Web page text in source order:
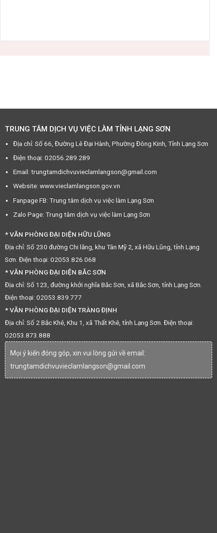
TRUNG TÂM DỊCH VỤ VIỆC LÀM TỈNH LẠNG SƠN
Địa chỉ: Số 66, Đường Lê Đại Hành, Phường Đông Kinh, Tỉnh Lạng Sơn
Điện thoại: 02056.289.289
Email: trungtamdichvuvieclamlangson@gmail.com
Website: www.vieclamlangson.gov.vn
Fanpage FB: Trung tâm dịch vụ việc làm Lạng Sơn
Zalo Page: Trung tâm dịch vụ việc làm Lạng Sơn
* VĂN PHÒNG ĐẠI DIỆN HỮU LŨNG
Địa chỉ: Số 230 đường Chi lăng, khu Tân Mỹ 2, xã Hữu Lũng, tỉnh Lạng
Sơn. Điện thoại: 02053.826.068
* VĂN PHÒNG ĐẠI DIỆN BẮC SƠN
Địa chỉ: Số 123, đường khởi nghĩa Bắc Sơn, xã Bắc Sơn, tỉnh Lạng Sơn.
Điện thoại: 02053.839.777
* VĂN PHÒNG ĐẠI DIỆN TRÀNG ĐỊNH
Địa chỉ: Số 2 Bắc Khê, Khu 1, xã Thất Khê, tỉnh Lạng Sơn. Điện thoại:
02053.873.888
Mọi ý kiến đóng góp, xin vui lòng gửi về email:
trungtamdichvuvieclamlangson@gmail.com